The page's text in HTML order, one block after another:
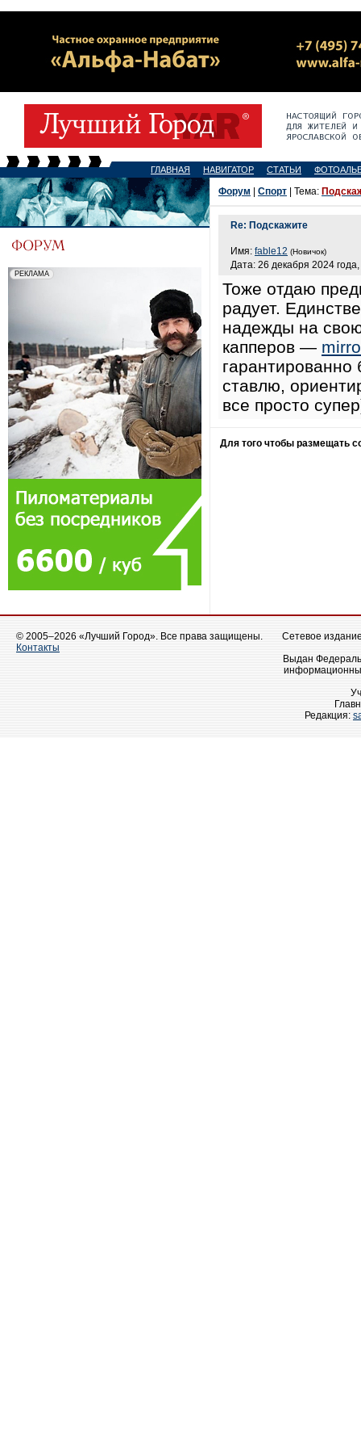
ГЛАВНАЯ НАВИГАТОР СТАТЬИ
Форум Спорт | Тема:
Re: Подскажите
Имя: fable12 (Новичок)
Дата: 26 декабря 2024
Тоже отдаю
радует.
надежды на
капперов —
ставлю,
все просто
Для того чтобы размещать
© 2005–2026 «Лучший Город». Все права защищены.
Контакты
Сетевое
Выдан
Редакция: